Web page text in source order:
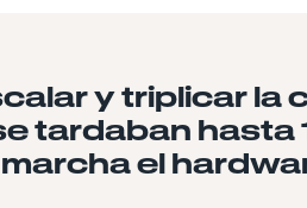
y triplicar la
tardaban hasta
el